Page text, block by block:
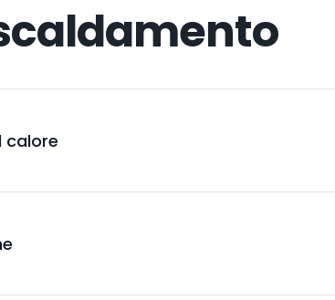
calore